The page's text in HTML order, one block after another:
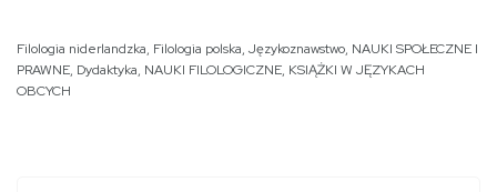
Filologia niderlandzka, Filologia polska, Językoznawstwo, NAUKI SPOŁECZNE I
PRAWNE, Dydaktyka, NAUKI FILOLOGICZNE, KSIĄŻKI W JĘZYKACH
OBCYCH